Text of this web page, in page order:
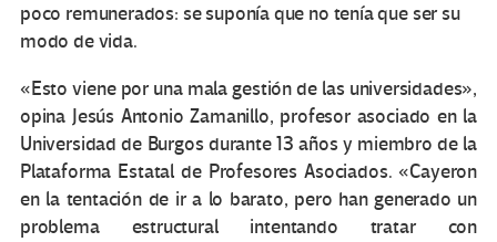
poco remunerados: se suponía que no tenía que ser su
modo de vida.
«Esto viene por una mala gestión de las universidades»,
opina Jesús Antonio Zamanillo, profesor asociado en la
Universidad de Burgos durante 13 años y miembro de la
Plataforma Estatal de Profesores Asociados. «Cayeron
en la tentación de ir a lo barato, pero han generado un
problema estructural intentando tratar con